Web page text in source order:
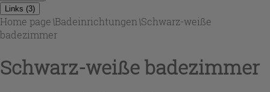
Links (3)
Home page\Badeinrichtungen \Schwarz-weiße
badezimmer
Schwarz-weiße badezimmer